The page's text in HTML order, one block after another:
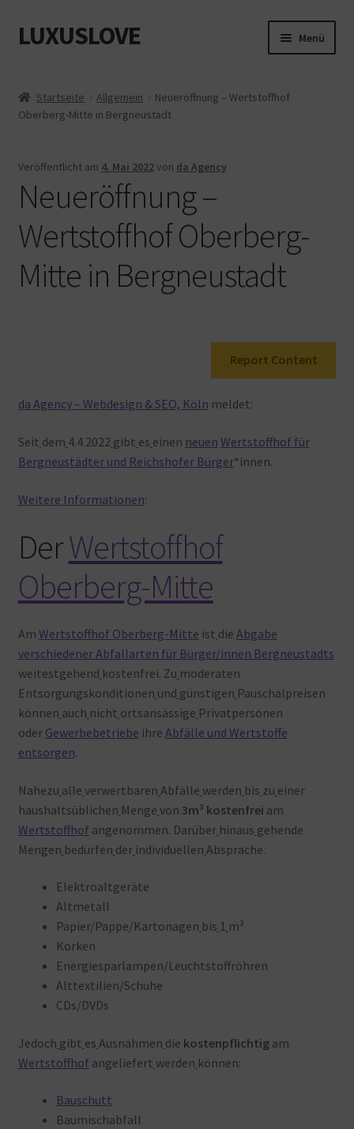
Zur
Navigation
Zum
Inhalt
LUXUSLOVE Menü
Cookie-Richtlinie (EU)
Datenschutz
Impressum
Kasse
Mein Konto
Startseite Allgemein
Neueröffnung – Wertstoffhof
Oberberg-Mitte in Bergneustadt
Veröffentlicht am 4. Mai 2022von da Agency
Neueröffnung –
Wertstoffhof Oberberg-
Mitte in Bergneustadt
Report Content
da Agency – Webdesign & SEO, Köln meldet:
Seit dem 4.4.2022 gibt es einen neuen Wertstoffhof für
Bergneustädter und Reichshofer Bürger*innen.
Weitere Informationen:
DerWertstoffhof
Oberberg-Mitte
Am Wertstoffhof Oberberg-Mitte ist die Abgabe
verschiedener Abfallarten für Bürger/innen Bergneustadts
weitestgehend kostenfrei. Zu moderaten
Entsorgungskonditionen und günstigen Pauschalpreisen
können auch nicht ortsansässige Privatpersonen
oder Gewerbebetriebe ihre Abfälle und Wertstoffe
entsorgen.
Nahezu alle verwertbaren Abfälle werden bis zu einer
haushaltsüblichen Menge von 3m³ kostenfrei am
Wertstoffhof angenommen. Darüber hinaus gehende
Mengen bedürfen der individuellen Absprache.
Elektroaltgeräte
Altmetall
Papier/Pappe/Kartonagen bis 1 m³
Korken
Energiesparlampen/Leuchtstoffröhren
Alttextilien/Schuhe
CDs/DVDs
Jedoch gibt es Ausnahmen die kostenpflichtigam
Wertstoffhof angeliefert werden können:
Bauschutt
Baumischabfall